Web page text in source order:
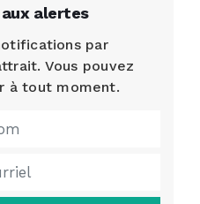
alertes
par
Vous pouvez
à tout moment.